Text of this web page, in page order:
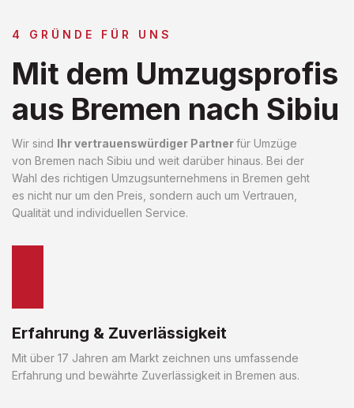
4 GRÜNDE FÜR UNS
Mit dem Umzugsprofis
aus Bremen nach Sibiu
Wir sind Ihr vertrauenswürdiger Partnerfür Umzüge
von Bremen nach Sibiu und weit darüber hinaus. Bei der
Wahl des richtigen Umzugsunternehmens in Bremen geht
es nicht nur um den Preis, sondern auch um Vertrauen,
Qualität und individuellen Service.
Erfahrung & Zuverlässigkeit
Mit über 17 Jahren am Markt zeichnen uns umfassende
Erfahrung und bewährte Zuverlässigkeit in Bremen aus.